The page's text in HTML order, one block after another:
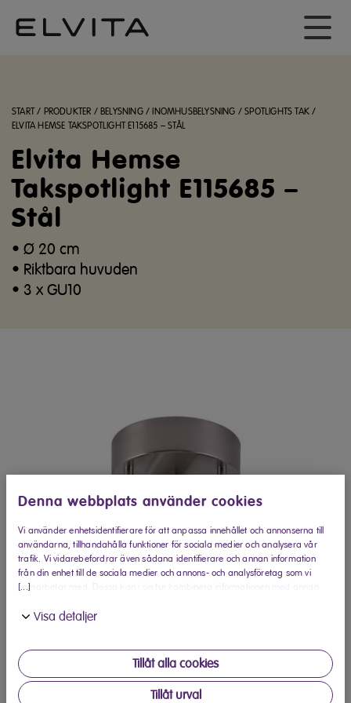
Denna webbplats använder cookies
[...]
Vi använder enhetsidentifierare för att anpassa innehållet och annonserna till
användarna, tillhandahålla funktioner för sociala medier och analysera vår
trafik. Vi vidarebefordrar även sådana identifierare och annan information
från din enhet till de sociala medier och annons- och analysföretag som vi
samarbetar med. Dessa kan i sin tur kombinera informationen med annan
använt deras tjänster.
Visa detaljer
Tillåt alla cookies
Tillåt urval
START / PRODUKTER /BELYSNING/INOMHUSBELYSNING /SPOTLIGHTS TAK /
ELVITA HEMSE TAKSPOTLIGHT E115685 – STÅL
Elvita Hemse
Takspotlight E115685 –
Stål
• Ø 20 cm
• Riktbara huvuden
• 3 x GU10
Köp hos Elon